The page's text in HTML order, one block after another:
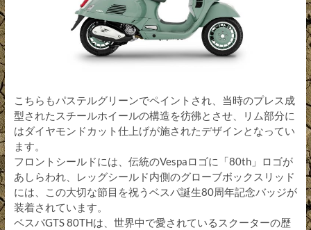
こちらもパステルグリーンでペイントされ、当時のプレス成
型されたスチールホイールの構造を彷彿とさせ、リム部分に
はダイヤモンドカット仕上げが施されたデザインとなってい
ます。
フロントシールドには、伝統のVespaロゴに「80th」ロゴが
あしらわれ、レッグシールド内側のグローブボックスリッド
には、この大切な節目を祝うベスパ誕生80周年記念バッジが
装着されています。
ベスパGTS 80THは、世界中で愛されているスクーターの歴